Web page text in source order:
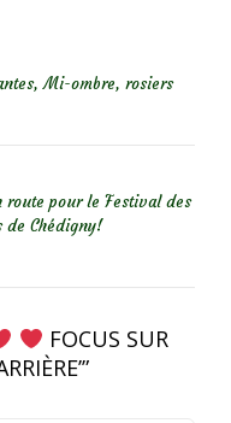
,Mi-ombre, rosiers
route pour le Festival des
de Chédigny!
FOCUS SUR
”